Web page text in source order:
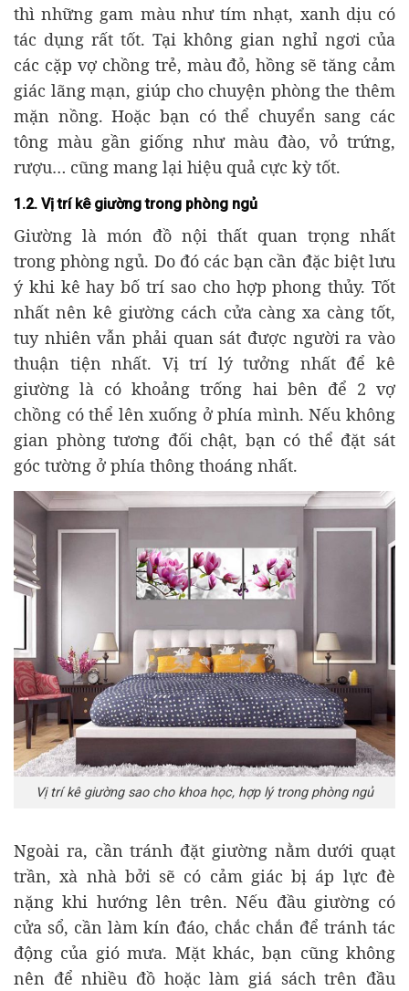
thì những gam màu như tím nhạt, xanh dịu có
tác dụng rất tốt. Tại không gian nghỉ ngơi của
các cặp vợ chồng trẻ, màu đỏ, hồng sẽ tăng cảm
giác lãng mạn, giúp cho chuyện phòng the thêm
mặn nồng. Hoặc bạn có thể chuyển sang các
tông màu gần giống như màu đào, vỏ trứng,
rượu… cũng mang lại hiệu quả cực kỳ tốt.
1.2. Vị trí kê giường trong phòng ngủ
Giường là món đồ nội thất quan trọng nhất
trong phòng ngủ. Do đó các bạn cần đặc biệt lưu
ý khi kê hay bố trí sao cho hợp phong thủy. Tốt
nhất nên kê giường cách cửa càng xa càng tốt,
tuy nhiên vẫn phải quan sát được người ra vào
thuận tiện nhất. Vị trí lý tưởng nhất để kê
giường là có khoảng trống hai bên để 2 vợ
chồng có thể lên xuống ở phía mình. Nếu không
gian phòng tương đối chật, bạn có thể đặt sát
góc tường ở phía thông thoáng nhất.
Vị trí kê giường sao cho khoa học, hợp lý trong phòng ngủ
Ngoài ra, cần tránh đặt giường nằm dưới quạt
trần, xà nhà bởi sẽ có cảm giác bị áp lực đè
nặng khi hướng lên trên. Nếu đầu giường có
cửa sổ, cần làm kín đáo, chắc chắn để tránh tác
động của gió mưa. Mặt khác, bạn cũng không
nên để nhiều đồ hoặc làm giá sách trên đầu